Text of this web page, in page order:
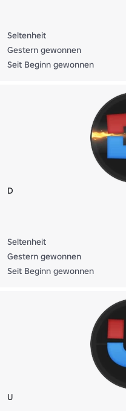
Seltenheit
Gestern gewonnen
Seit Beginn gewonnen
D
Seltenheit
Gestern gewonnen
Seit Beginn gewonnen
U